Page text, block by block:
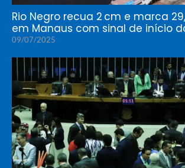
Rio Negro recua 2 cm e marca
em Manaus com sinal de início
09/07/2025